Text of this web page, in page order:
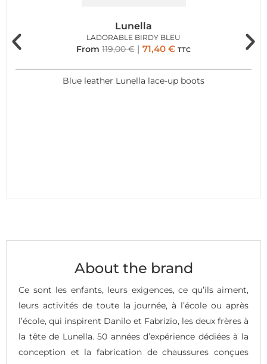
Lunella
LADORABLE BIRDY BLEU
From 119,00€ 71,40 € TTC
Blue leather Lunella lace-up boots
About the brand
Ce sont les enfants, leurs exigences, ce qu’ils aiment,
leurs activités de toute la journée, à l’école ou après
l’école, qui inspirent Danilo et Fabrizio, les deux frères à
la tête de Lunella. 50 années d’expérience dédiées à la
conception et la fabrication de chaussures conçues